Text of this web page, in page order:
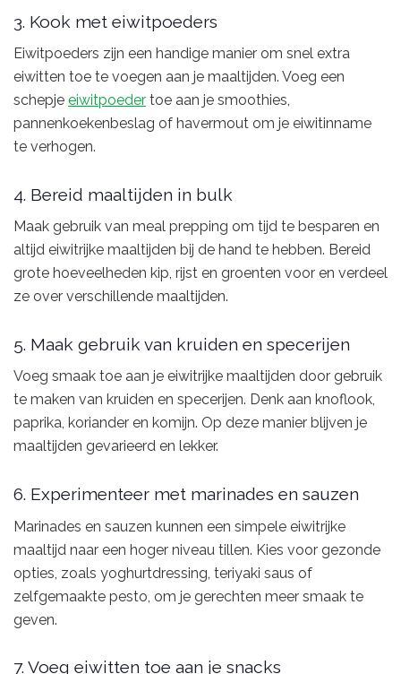
3. Kook met eiwitpoeders
Eiwitpoeders zijn een handige manier om snel extra
eiwitten toe te voegen aan je maaltijden. Voeg een
schepje eiwitpoeder toe aan je smoothies,
pannenkoekenbeslag of havermout om je eiwitinname
te verhogen.
4. Bereid maaltijden in bulk
Maak gebruik van meal prepping om tijd te besparen en
altijd eiwitrijke maaltijden bij de hand te hebben. Bereid
grote hoeveelheden kip, rijst en groenten voor en verdeel
ze over verschillende maaltijden.
5. Maak gebruik van kruiden en specerijen
Voeg smaak toe aan je eiwitrijke maaltijden door gebruik
te maken van kruiden en specerijen. Denk aan knoflook,
paprika, koriander en komijn. Op deze manier blijven je
maaltijden gevarieerd en lekker.
6. Experimenteer met marinades en sauzen
Marinades en sauzen kunnen een simpele eiwitrijke
maaltijd naar een hoger niveau tillen. Kies voor gezonde
opties, zoals yoghurtdressing, teriyaki saus of
zelfgemaakte pesto, om je gerechten meer smaak te
geven.
7. Voeg eiwitten toe aan je snacks